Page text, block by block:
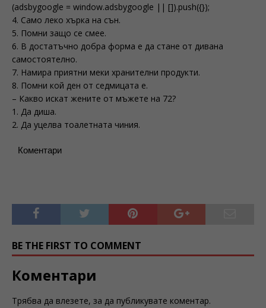
(adsbygoogle = window.adsbygoogle || []).push({});
4. Само леко хърка на сън.
5. Помни защо се смее.
6. В достатъчно добра форма е да стане от дивана
самостоятелно.
7. Намира приятни меки хранителни продукти.
8. Помни кой ден от седмицата е.
– Какво искат жените от мъжете на 72?
1. Да диша.
2. Да уцелва тоалетната чиния.
Коментари
BE THE FIRST TO COMMENT
Коментари
Трябва да влезете, за да публикувате коментар.